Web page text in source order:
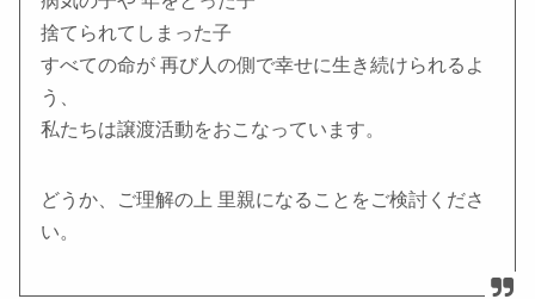
捨てられてしまった子
すべての命が 再び人の側で幸せに生き続けられるよ
う、
私たちは譲渡活動をおこなっています。
どうか、ご理解の上 里親になることをご検討くださ
い。